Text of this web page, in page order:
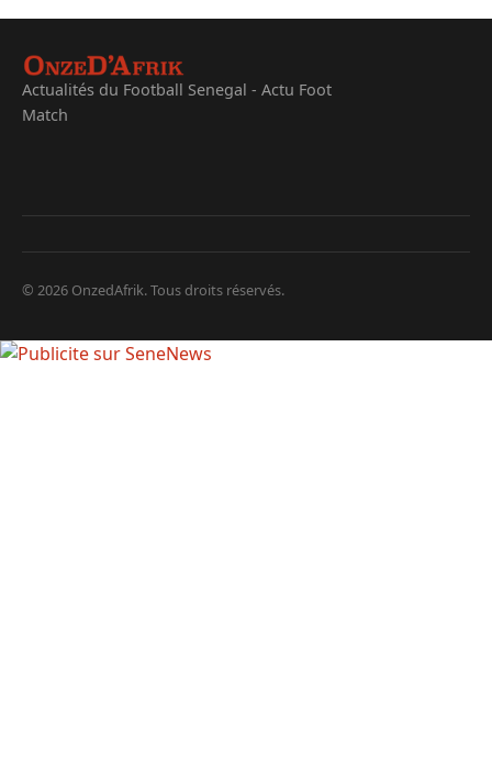
Actualités du Football Senegal - Actu Foot
Match
© 2026 OnzedAfrik. Tous droits réservés.